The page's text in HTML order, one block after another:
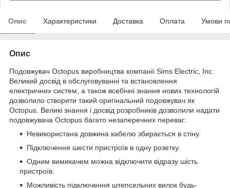
Опис Характеристики Доставка Оплата Умови
Опис
Подовжувач Octopus виробництва компанії Sims Electric, Inc.
Великий досвід в обслуговуванні та встановлення
електричних систем, а також всебічні знання нових технологій
дозволило створити такий оригінальний подовжувач як
Octopus. Великі знання і досвід розробників дозволили надати
подовжувача Octopus багато незаперечних переваг:
Невикористана довжина кабелю збирається в стіну.
Підключення шести пристроїв в одну розетку.
Одним вимикачем можна відключити відразу шість
пристроїв.
Можливість підключення штепсельних вилок будь-